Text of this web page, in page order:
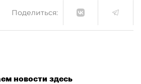
Поделиться:
новости здесь